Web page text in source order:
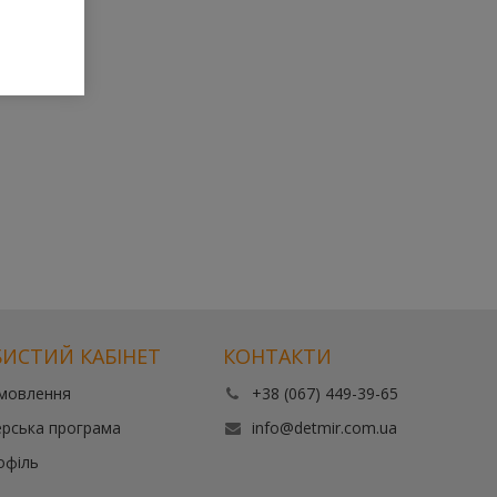
КАБІНЕТ
програма
КОНТАКТИ
+38 (067) 449-39-65
info@detmir.com.ua